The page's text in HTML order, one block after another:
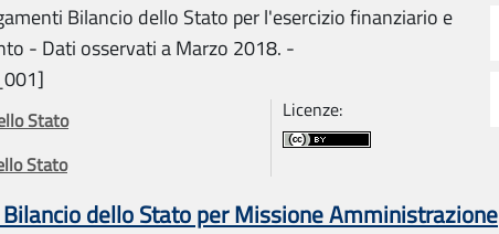
Bilancio dello Stato per l'esercizio finanziario e
- Dati osservati a Marzo 2018. -
Stato
Stato
Licenze:
dello Stato per Missione Amministrazione